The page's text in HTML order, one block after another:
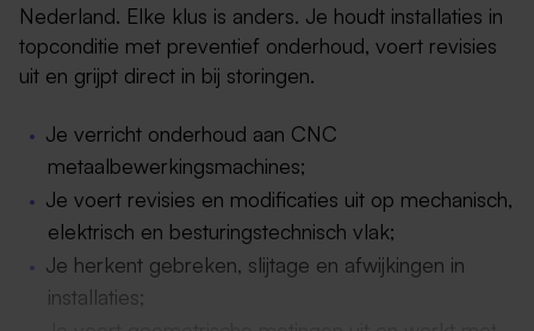
Nederland. Elke klus is anders. Je houdt installaties in
topconditie met preventief onderhoud, voert revisies
uit en grijpt direct in bij storingen.
Je verricht onderhoud aan CNC
metaalbewerkingsmachines;
Je voert revisies en modificaties uit op mechanisch,
elektrisch en besturingstechnisch vlak;
Je herkent gebreken, slijtage en afwijkingen in
installaties;